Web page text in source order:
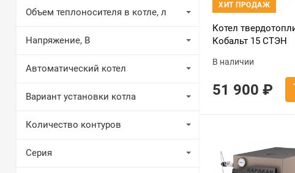
Объем теплоносителя в котле, л
Напряжение, В
Автоматический котел
Вариант установки котла
Количество контуров
Серия
ХИТ ПРОДАЖ
Котел
Кобальт 15 СТЭН
В наличии
51 900 ₽